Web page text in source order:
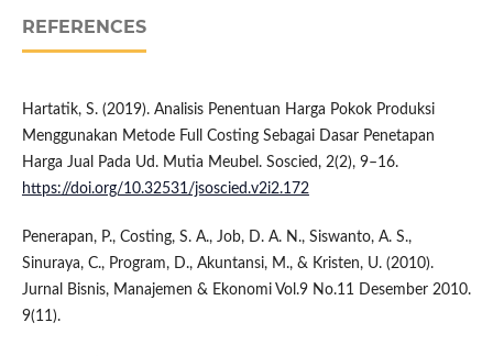
REFERENCES
Hartatik, S. (2019). Analisis Penentuan Harga Pokok Produksi
Menggunakan Metode Full Costing Sebagai Dasar Penetapan
Harga Jual Pada Ud. Mutia Meubel. Soscied, 2(2), 9–16.
https://doi.org/10.32531/jsoscied.v2i2.172
Penerapan, P., Costing, S. A., Job, D. A. N., Siswanto, A. S.,
Sinuraya, C., Program, D., Akuntansi, M., & Kristen, U. (2010).
Jurnal Bisnis, Manajemen & Ekonomi Vol.9 No.11 Desember 2010.
9(11).